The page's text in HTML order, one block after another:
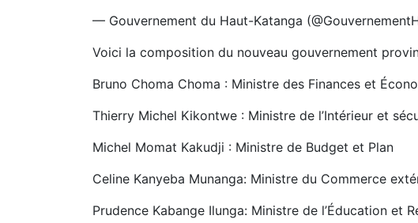
— Gouvernement du Haut-Katanga
Voici la composition du nouveau gouvernement
Bruno Choma Choma : Ministre des Finances et
Thierry Michel Kikontwe : Ministre de l’Intérieur et
Michel Momat Kakudji : Ministre de Budget et Plan
Celine Kanyeba Munanga: Ministre du Commerce
Prudence Kabange Ilunga: Ministre de l’Éducation et